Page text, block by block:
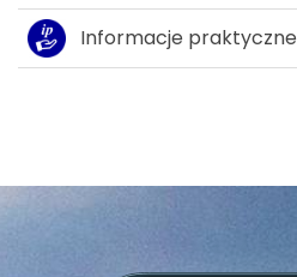
Informacje praktyczne